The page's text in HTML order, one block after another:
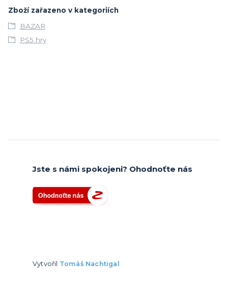
Zboží zařazeno v kategoriích
BAZAR
PS5 hry
Jste s námi spokojeni? Ohodnoťte nás
Vytvořil Tomáš Nachtigal